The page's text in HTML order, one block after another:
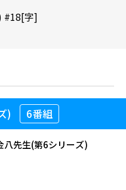
#18[字]
) 6番組
八先生(第6シリーズ)